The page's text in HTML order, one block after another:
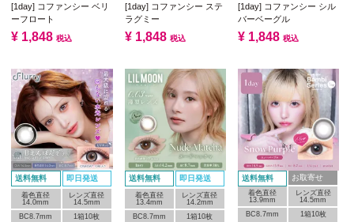
[1day] コファンシー ベリ
ーフロート
¥ 1,848 税込
[1day] コファンシー ステ
ラグミー
¥ 1,848 税込
[1day] コファンシー シル
バーベーグル
¥ 1,848 税込
送料無料 即日発送
着色直径
14.0mm
レンズ直径
14.5mm
BC8.7mm
1箱10枚
送料無料 即日発送
着色直径
13.4mm
レンズ直径
14.2mm
BC8.7mm
1箱10枚
送料無料 お取寄せ
着色直径
13.9mm
レンズ直径
14.5mm
BC8.7mm
1箱10枚